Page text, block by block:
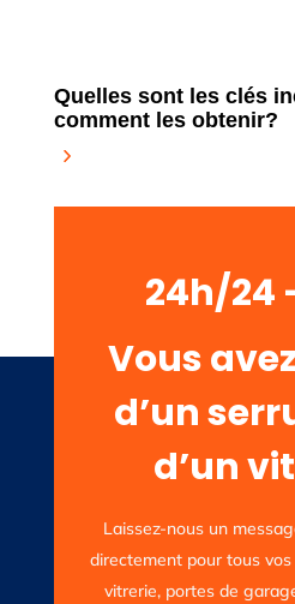
Quelles sont les clés
comment les obtenir?
24h/24
Vous
d’un
d’un
Laissez-nous un
directement pour tous
vitrerie, portes de